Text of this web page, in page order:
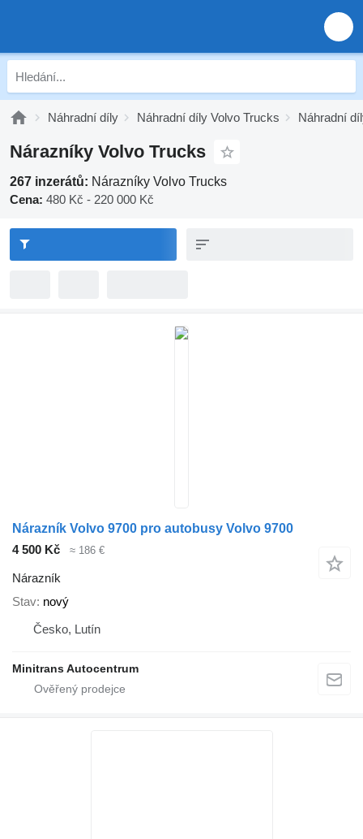
Náhradní díly Náhradní díly Volvo Trucks Náhradní
Nárazníky Volvo Trucks
267 inzerátů: Nárazníky Volvo Trucks
Cena: 480 Kč - 220 000 Kč
Nárazník Volvo 9700 pro autobusy Volvo 9700
4 500 Kč
≈ 186 €
Nárazník
Stav nový
Česko, Lutín
Minitrans Autocentrum